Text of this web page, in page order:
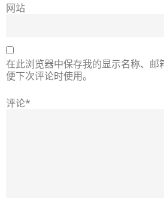
网站
在此浏览器中保存我的显示名称、邮
便下次评论时使用。
评论*